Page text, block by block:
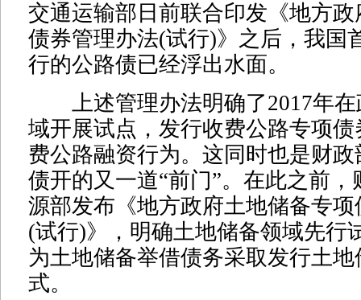
交通运输部日前联合印发《地方
债券管理办法(试行)》之后，我国
行的公路债已经浮出水面。
上述管理办法明确了2017年在
域开展试点，发行收费公路专项
费公路融资行为。这同时也是财
债开的又一道“前门”。在此之前
源部发布《地方政府土地储备专
(试行)》，明确土地储备领域先行
为土地储备举借债务采取发行土
式。